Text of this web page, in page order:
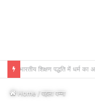
Home/पहला पन्ना